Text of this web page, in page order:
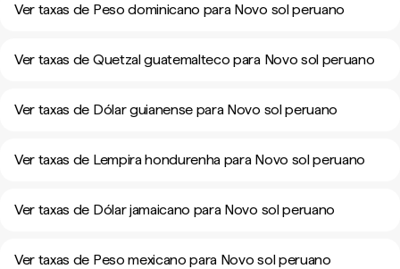
Ver taxas de Peso dominicano para Novo sol peruano
Ver taxas de Quetzal guatemalteco para Novo sol peruano
Ver taxas de Dólar guianense para Novo sol peruano
Ver taxas de Lempira hondurenha para Novo sol peruano
Ver taxas de Dólar jamaicano para Novo sol peruano
Ver taxas de Peso mexicano para Novo sol peruano